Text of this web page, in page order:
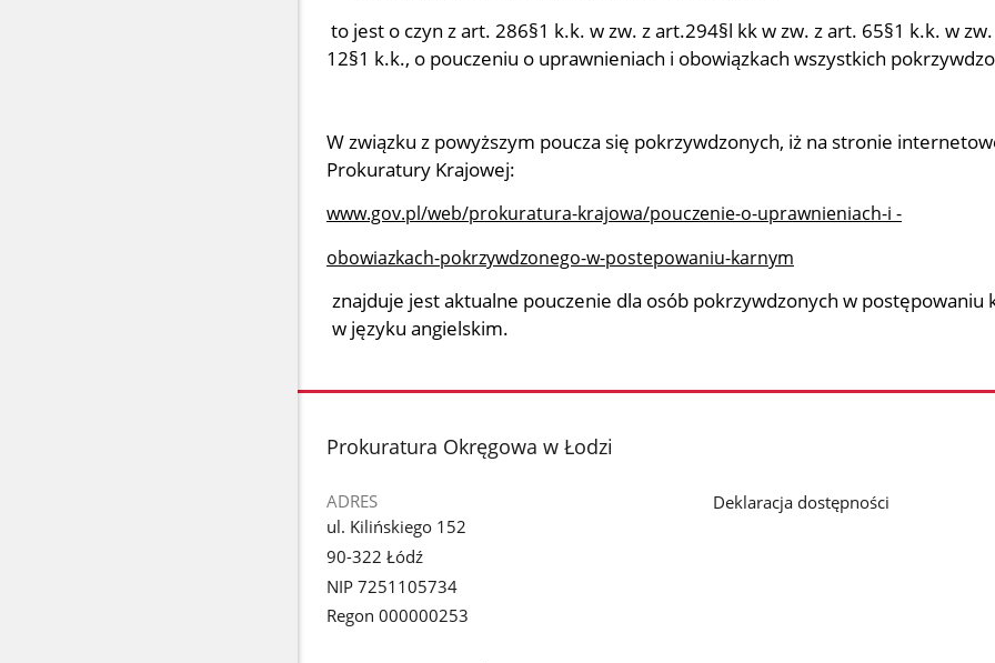
to jest o czyn z art. 286§1 k.k. w zw. z art.294§l kk w zw. z art. 65§1 k.k. w
12§1 k.k., o pouczeniu o uprawnieniach i obowiązkach wszystkich
W związku z powyższym poucza się pokrzywdzonych, iż na stronie
Prokuratury Krajowej:
www.gov.pl/web/prokuratura-krajowa/pouczenie-o-uprawnieniach-i -
obowiazkach-pokrzywdzonego-w-postepowaniu-karnym
znajduje jest aktualne pouczenie dla osób pokrzywdzonych w postępowaniu
w języku angielskim.
stopka
Prokuratura Okręgowa w Łodzi
ADRES
ul. Kilińskiego 152
90-322 Łódź
NIP 7251105734
Regon 000000253
Deklaracja dostępności